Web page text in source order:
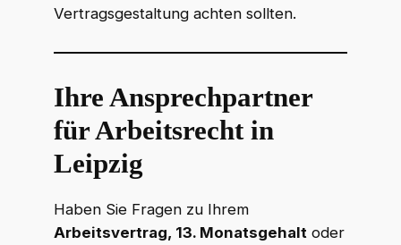
Vertragsgestaltung achten sollten.
Ihre Ansprechpartner
für Arbeitsrecht in
Leipzig
Haben Sie Fragen zu Ihrem
Arbeitsvertrag, 13. Monatsgehalt oder